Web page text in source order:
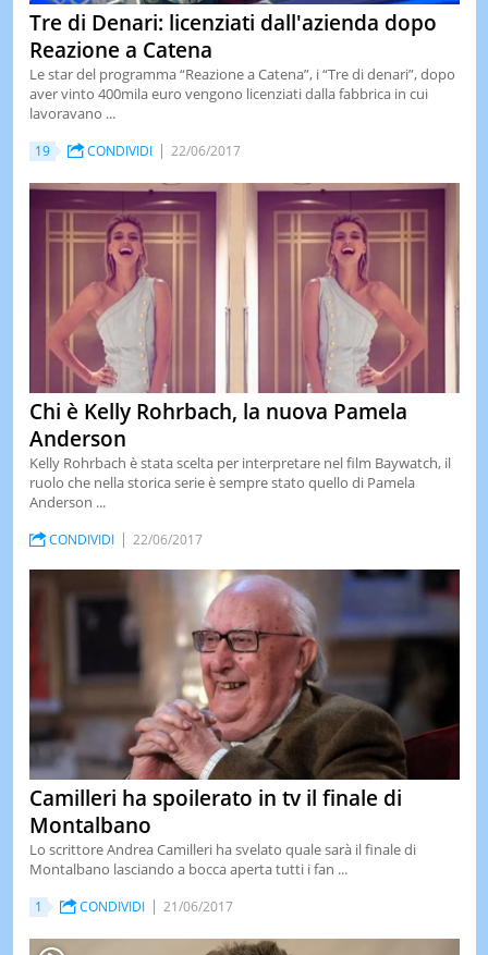
Tre di Denari: licenziati dall'azienda dopo
Reazione a Catena
Le star del programma “Reazione a Catena”, i “Tre di denari”, dopo
aver vinto 400mila euro vengono licenziati dalla fabbrica in cui
lavoravano ...
19 CONDIVIDI 22/06/2017
Chi è Kelly Rohrbach, la nuova Pamela
Anderson
Kelly Rohrbach è stata scelta per interpretare nel film Baywatch, il
ruolo che nella storica serie è sempre stato quello di Pamela
Anderson ...
CONDIVIDI 22/06/2017
Camilleri ha spoilerato in tv il finale di
Montalbano
Lo scrittore Andrea Camilleri ha svelato quale sarà il finale di
Montalbano lasciando a bocca aperta tutti i fan ...
1 CONDIVIDI 21/06/2017